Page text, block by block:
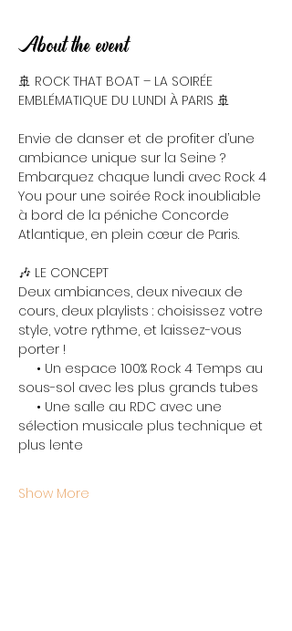
About the event
🚢 ROCK THAT BOAT – LA SOIRÉE
EMBLÉMATIQUE DU LUNDI À PARIS 🚢
Envie de danser et de profiter d’une
ambiance unique sur la Seine ?
Embarquez chaque lundi avec Rock 4
You pour une soirée Rock inoubliable
à bord de la péniche Concorde
Atlantique, en plein cœur de Paris.
🎶 LE CONCEPT
Deux ambiances, deux niveaux de
cours, deux playlists : choisissez votre
style, votre rythme, et laissez-vous
porter !
• Un espace 100% Rock 4 Temps au
sous-sol avec les plus grands tubes
• Une salle au RDC avec une
sélection musicale plus technique et
plus lente
Show More